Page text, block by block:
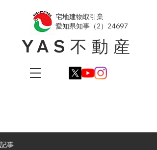
YAS不動産
​宅地建物取引業
愛知県知事（2）24697
記事